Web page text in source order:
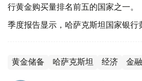
行黄金购买量排名前五的国家之一。
季度报告显示，哈萨克斯坦国家银行
黄金储备 哈萨克斯坦 经济 金融